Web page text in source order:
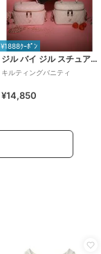
¥1888ｸｰﾎﾟﾝ
ジル バイ ジル スチュアート
キルティングバニティ
¥14,850